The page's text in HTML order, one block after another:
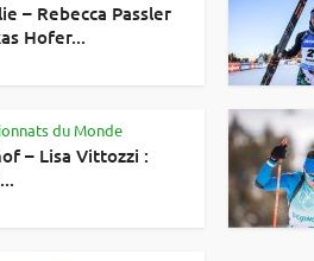
– Rebecca Passler
Hofer...
du Monde
– Lisa Vittozzi :